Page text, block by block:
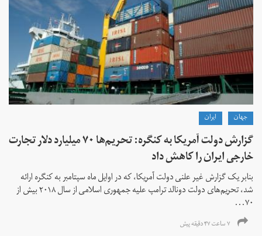
جهان ايران
گزارش دولت آمریکا به کنگره: تحریم‌ها ۷۰ میلیارد دلار تجارت
خارجی ایران را کاهش داد
بنابر یک گزارش غیر علنی دولت آمریکا، که در اوایل ماه سپتامبر به کنگره ارائه
شد، تحریم‌های دولت دونالد ترامپ علیه جمهوری اسلامی از سال ۲۰۱۸ بیش از
۷۰...
۷ ساعت ۴۷ دقیقه پیش